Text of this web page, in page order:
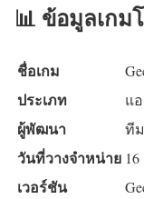
📊 ข้อมูลเกม
ชื่อเกม
ประเภท แ
ผู้พัฒนา ที
วันที่วางจำหน่าย
เวอร์ชัน